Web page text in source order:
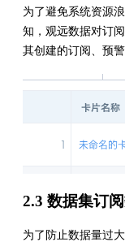
为了避免系统资源
知，观远数据对订
其创建的订阅、预
2.3 数据集订
为了防止数据量过